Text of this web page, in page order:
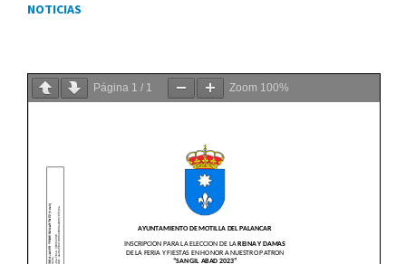
NOTICIAS
Página 1 / 1 Zoom 100%